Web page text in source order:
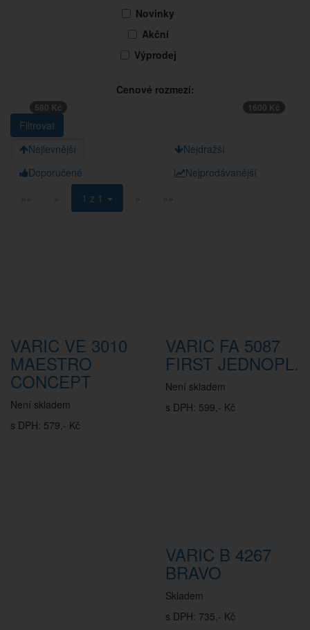
Novinky
Akční
Výprodej
Cenové rozmezí:
580 Kč 1600 Kč
Nejlevnější
Nejdražší
Doporučené
Nejprodávanější
««
« 1 z 1 » »»
VARIC VE 3010
MAESTRO
CONCEPT
Není skladem
s DPH: 579,- Kč
VARIC FA 5087
FIRST JEDNOPL.
Není skladem
s DPH: 599,- Kč
VARIC B 4267
BRAVO
Skladem
s DPH: 735,- Kč